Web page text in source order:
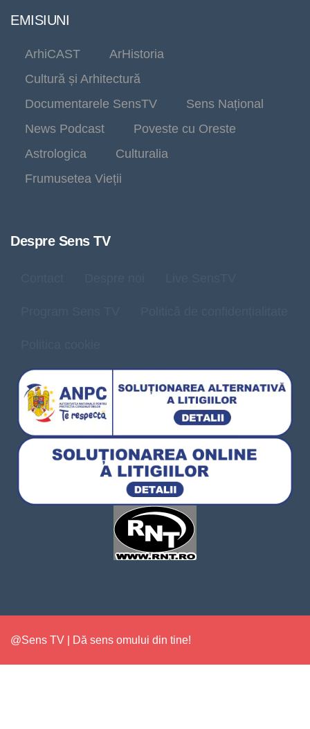
EMISIUNI
ArhiCAST
ArHistoria
Cultură și Arhitectură
Documentarele SensTV
Sens Național
News Podcast
Poveste cu Oreste
Astrologica
Culturalia
Frumusetea Vieții
Despre Sens TV
@Sens TV | Dă sens omului din tine!